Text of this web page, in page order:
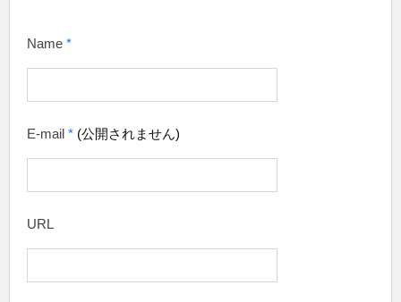
Name *
E-mail * (公開されません)
URL